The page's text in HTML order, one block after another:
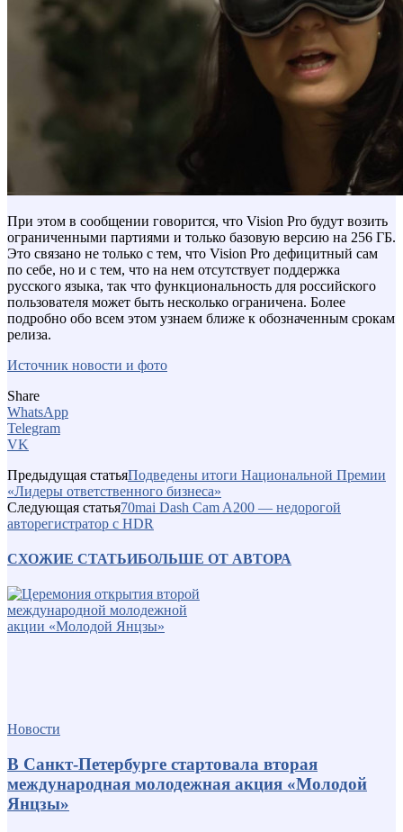
При этом в сообщении говорится, что Vision Pro будут возить
ограниченными партиями и только базовую версию на 256 ГБ.
Это связано не только с тем, что Vision Pro дефицитный сам
по себе, но и с тем, что на нем отсутствует поддержка
русского языка, так что функциональность для российского
пользователя может быть несколько ограничена. Более
подробно обо всем этом узнаем ближе к обозначенным срокам
релиза.
Источник новости и фото
Share
WhatsApp
Telegram
VK
Предыдущая статьяПодведены итоги Национальной Премии
«Лидеры ответственного бизнеса»
Следующая статья70mai Dash Cam A200 — недорогой
авторегистратор с HDR
СХОЖИЕ СТАТЬИБОЛЬШЕ ОТ АВТОРА
Новости
В Санкт-Петербурге стартовала вторая
международная молодежная акция «Молодой
Янцзы»